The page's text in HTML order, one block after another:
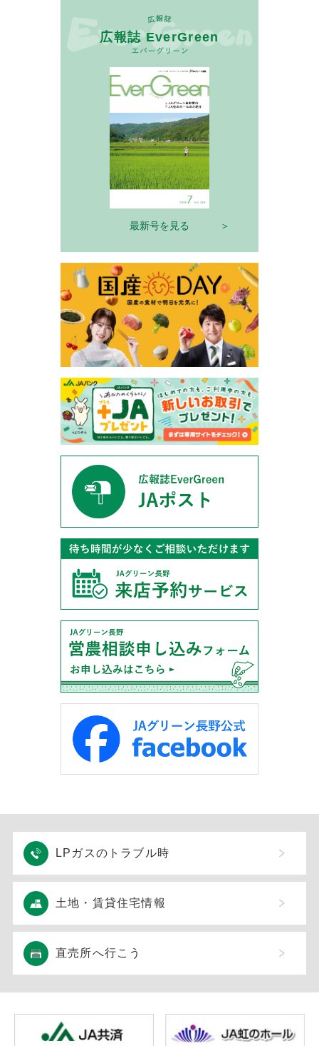
広報誌 EverGreen
最新号を見る
LPガスのトラブル時
土地・賃貸住宅情報
直売所へ行こう